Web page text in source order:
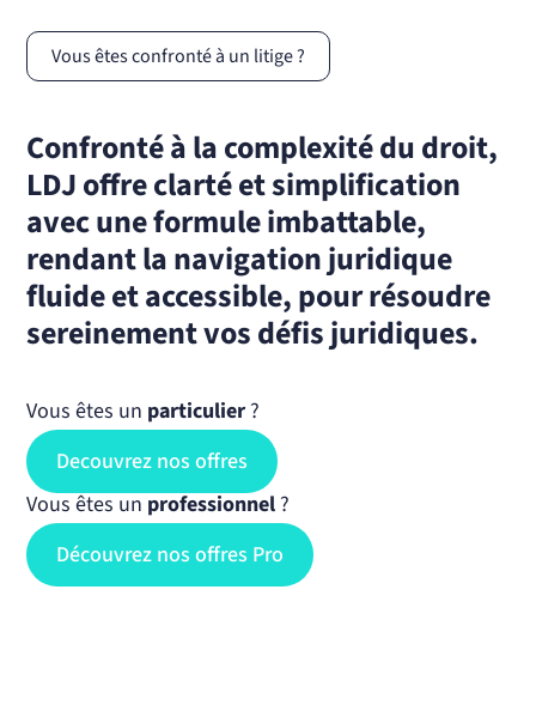
Vous êtes confronté à un litige ?
Confronté à la complexité du droit,
LDJ offre clarté et simplification
avec une formule imbattable,
rendant la navigation juridique
fluide et accessible, pour résoudre
sereinement vos défis juridiques.
Vous êtes un particulier ?
Decouvrez nos offres
Vous êtes un professionnel ?
Découvrez nos offres Pro